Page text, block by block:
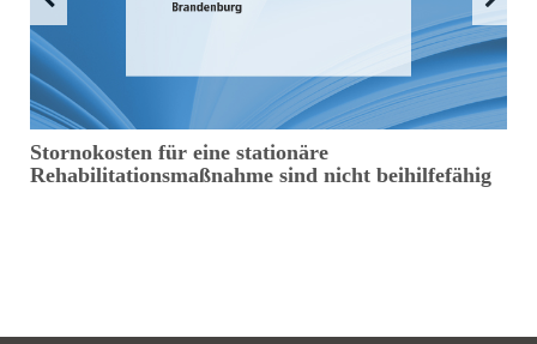
Stornokosten für eine stationäre
Rehabilitationsmaßnahme sind nicht beihilfefähig